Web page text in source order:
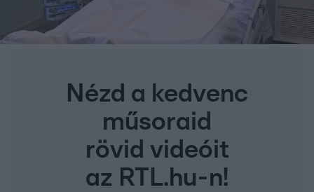
Nézd a kedvenc
műsoraid
rövid videóit
az RTL.hu-n!